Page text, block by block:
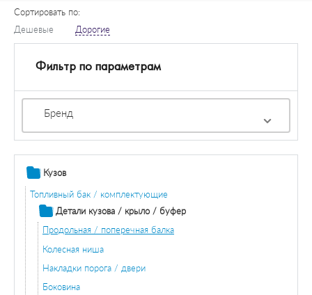
Сортировать по:
Дешевые
Дорогие
Фильтр по параметрам
Бренд
Кузов
Топливный бак / комплектующие
Детали кузова / крыло / буфер
Продольная / поперечная балка
Колесная ниша
Накладки порога / двери
Боковина